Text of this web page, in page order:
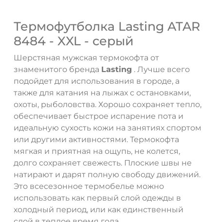
Термофутболка Lasting ATAR
8484 - XXL - серый
Шерстяная мужская термокофта от
знаменитого бренда Lasting . Лучше всего
подойдет для использования в городе, а
также для катания на лыжах с остановками,
охоты, рыболовства. Хорошо сохраняет тепло,
обеспечивает быстрое испарение пота и
идеальную сухость кожи на занятиях спортом
или другими активностями. Термокофта
мягкая и приятная на ощупь, не колется,
долго сохраняет свежесть. Плоские швы не
натирают и дарят полную свободу движений.
Это всесезонное термобелье можно
использовать как первый слой одежды в
холодный период, или как единственный